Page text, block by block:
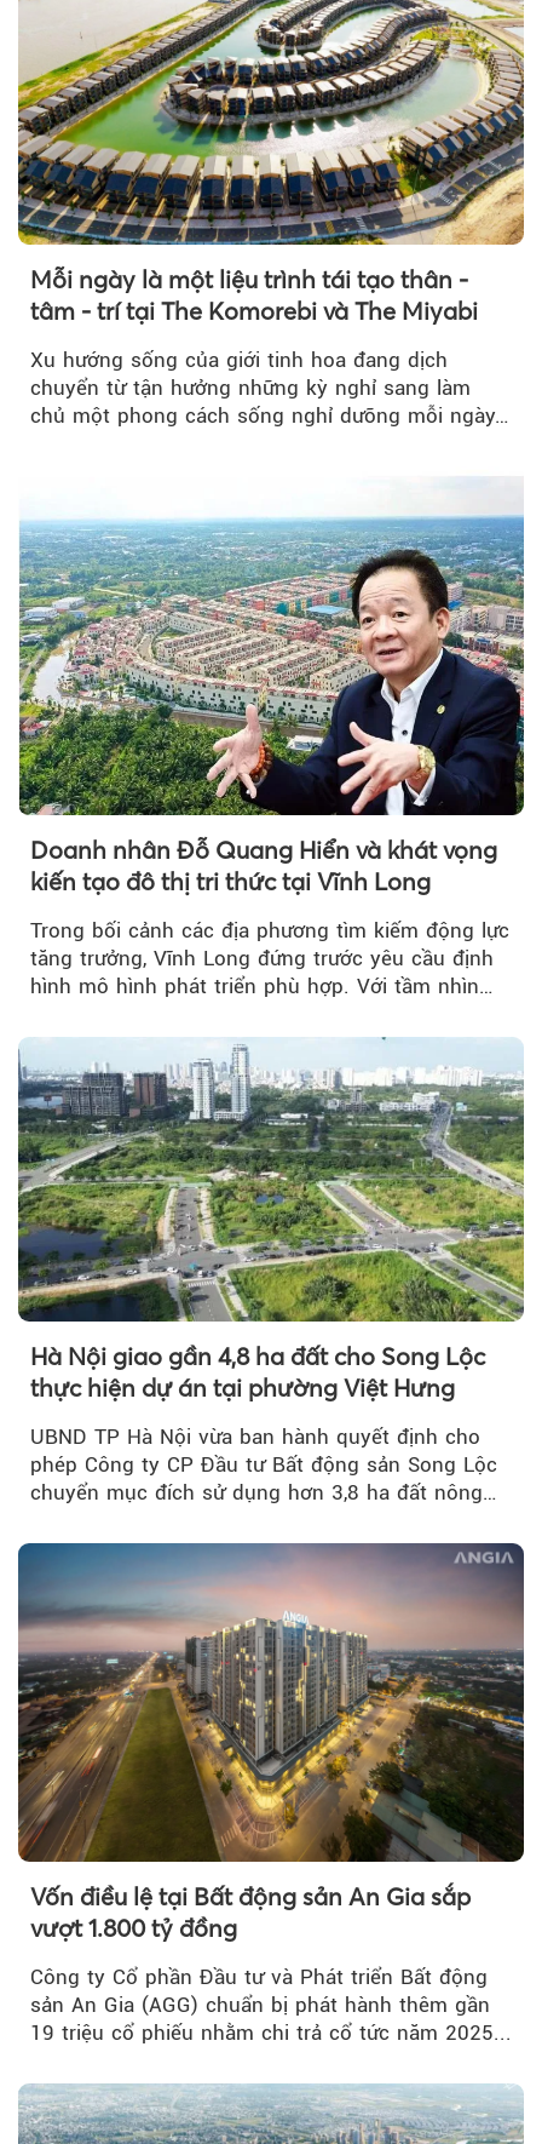
Mỗi ngày là một liệu trình tái tạo thân -
tâm - trí tại The Komorebi và The Miyabi
Xu hướng sống của giới tinh hoa đang dịch
chuyển từ tận hưởng những kỳ nghỉ sang làm
chủ một phong cách sống nghỉ dưỡng mỗi ngày…
Doanh nhân Đỗ Quang Hiển và khát vọng
kiến tạo đô thị tri thức tại Vĩnh Long
Trong bối cảnh các địa phương tìm kiếm động lực
tăng trưởng, Vĩnh Long đứng trước yêu cầu định
hình mô hình phát triển phù hợp. Với tầm nhìn
Hà Nội giao gần 4,8 ha đất cho Song Lộc
thực hiện dự án tại phường Việt Hưng
UBND TP Hà Nội vừa ban hành quyết định cho
phép Công ty CP Đầu tư Bất động sản Song Lộc
chuyển mục đích sử dụng hơn 3,8 ha đất nông
Vốn điều lệ tại Bất động sản An Gia sắp
vượt 1.800 tỷ đồng
Công ty Cổ phần Đầu tư và Phát triển Bất động
sản An Gia (AGG) chuẩn bị phát hành thêm gần
19 triệu cổ phiếu nhằm chi trả cổ tức năm 2025...